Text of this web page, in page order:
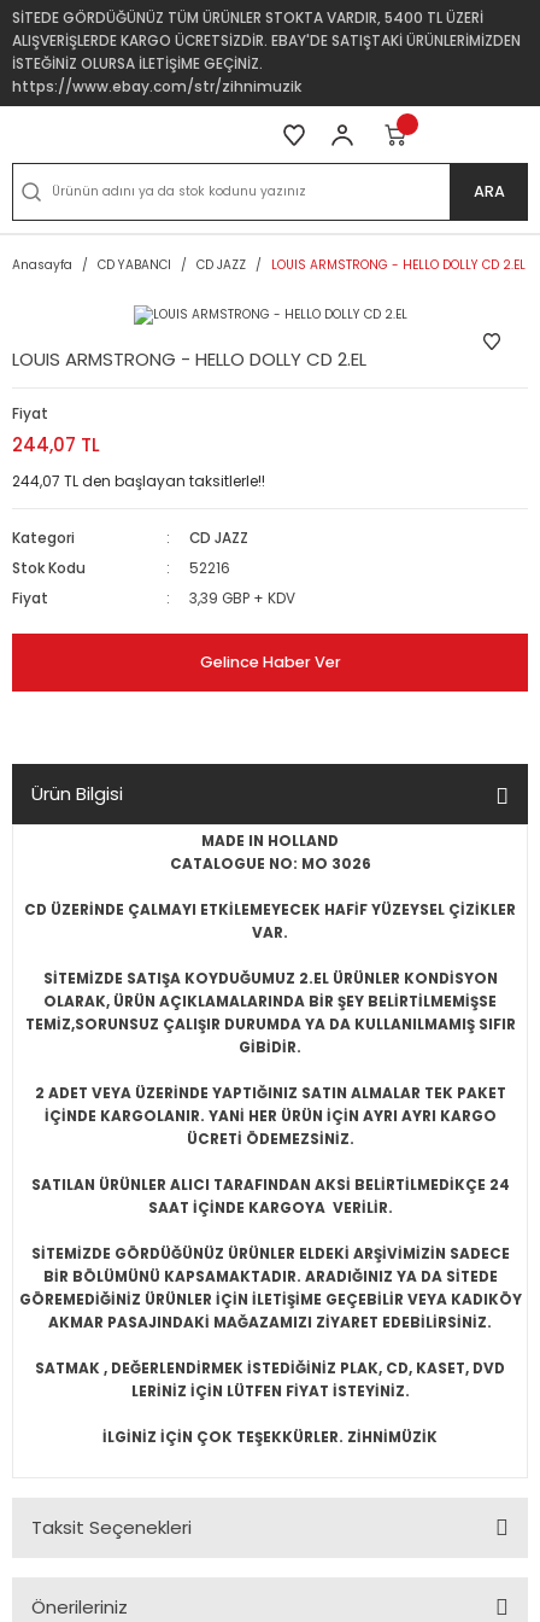
SİTEDE GÖRDÜĞÜNÜZ TÜM ÜRÜNLER STOKTA VARDIR, 5400 TL ÜZERİ
ALIŞVERİŞLERDE KARGO ÜCRETSİZDİR. EBAY'DE SATIŞTAKİ ÜRÜNLERİMİZDEN
İSTEĞİNİZ OLURSA İLETİŞİME GEÇİNİZ.
https://www.ebay.com/str/zihnimuzik
ARA
Anasayfa CD YABANCI CD JAZZ LOUIS ARMSTRONG - HELLO DOLLY CD 2.EL
LOUIS ARMSTRONG - HELLO DOLLY CD 2.EL
Fiyat
244,07 TL
244,07 TL den başlayan taksitlerle!!
Kategori
CD JAZZ
Stok Kodu
52216
Fiyat
3,39 GBP + KDV
Gelince Haber Ver
Ürün Bilgisi
MADE IN HOLLAND
CATALOGUE NO: MO 3026
CD ÜZERİNDE ÇALMAYI ETKİLEMEYECEK HAFİF YÜZEYSEL ÇİZİKLER
VAR.
SİTEMİZDE SATIŞA KOYDUĞUMUZ 2.EL ÜRÜNLER KONDİSYON
OLARAK, ÜRÜN AÇIKLAMALARINDA BİR ŞEY BELİRTİLMEMİŞSE
TEMİZ,SORUNSUZ ÇALIŞIR DURUMDA YA DA KULLANILMAMIŞ SIFIR
GİBİDİR.
2 ADET VEYA ÜZERİNDE YAPTIĞINIZ SATIN ALMALAR TEK PAKET
İÇİNDE KARGOLANIR. YANİ HER ÜRÜN İÇİN AYRI AYRI KARGO
ÜCRETİ ÖDEMEZSİNİZ.
SATILAN ÜRÜNLER ALICI TARAFINDAN AKSİ BELİRTİLMEDİKÇE 24
SAAT İÇİNDE KARGOYA VERİLİR.
SİTEMİZDE GÖRDÜĞÜNÜZ ÜRÜNLER ELDEKİ ARŞİVİMİZİN SADECE
BİR BÖLÜMÜNÜ KAPSAMAKTADIR. ARADIĞINIZ YA DA SİTEDE
GÖREMEDİĞİNİZ ÜRÜNLER İÇİN İLETİŞİME GEÇEBİLİR VEYA KADIKÖY
AKMAR PASAJINDAKİ MAĞAZAMIZI ZİYARET EDEBİLİRSİNİZ.
SATMAK , DEĞERLENDİRMEK İSTEDİĞİNİZ PLAK, CD, KASET, DVD
LERİNİZ İÇİN LÜTFEN FİYAT İSTEYİNİZ.
İLGİNİZ İÇİN ÇOK TEŞEKKÜRLER. ZİHNİMÜZİK
Taksit Seçenekleri
Önerileriniz